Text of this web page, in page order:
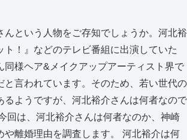
んという人物をご存知でしょうか。河北裕
ト！』などのテレビ番組に出演していた
同様ヘア&メイクアップアーティスト界で
と言われています。そのため、若い世代の
るようですが、河北裕介さんは何者なので
回は、河北裕介さんは何者なのか、神崎
や離婚理由を調査します。 河北裕介は何